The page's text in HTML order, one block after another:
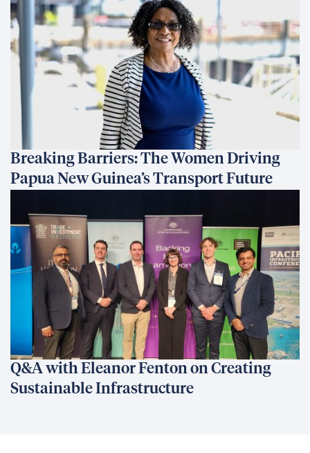
Breaking Barriers: The Women Driving
Papua New Guinea’s Transport Future
Q&A with Eleanor Fenton on Creating
Sustainable Infrastructure